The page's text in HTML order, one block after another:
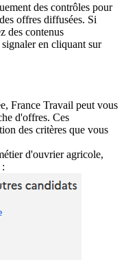
des contrôles pour
offres diffusées. Si
des contenus
en cliquant sur
France Travail peut vous
d'offres. Ces
des critères que vous
d'ouvrier agricole,